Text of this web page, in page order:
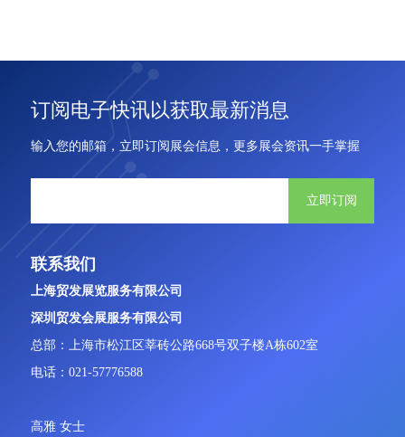
订阅电子快讯以获取最新消息
输入您的邮箱，立即订阅展会信息，更多展会资讯一手掌握
立即订阅
联系我们
上海贸发展览服务有限公司
深圳贸发会展服务有限公司
总部：上海市松江区莘砖公路668号双子楼A栋602室
电话：021-57776588
高雅 女士